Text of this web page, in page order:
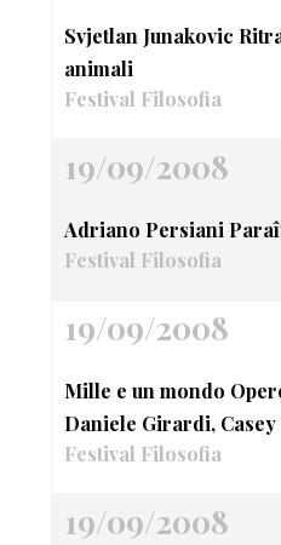
Svjetlan Junakovic
animali
Festival Filosofia
19/09/2008
Adriano Persiani
Festival Filosofia
19/09/2008
Mille e un mondo
Daniele Girardi, Casey
Festival Filosofia
19/09/2008